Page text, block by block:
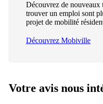
Découvrez de nouveaux
trouver un emploi sont
projet de mobilité
Découvrez Mobiville
Votre avis nous